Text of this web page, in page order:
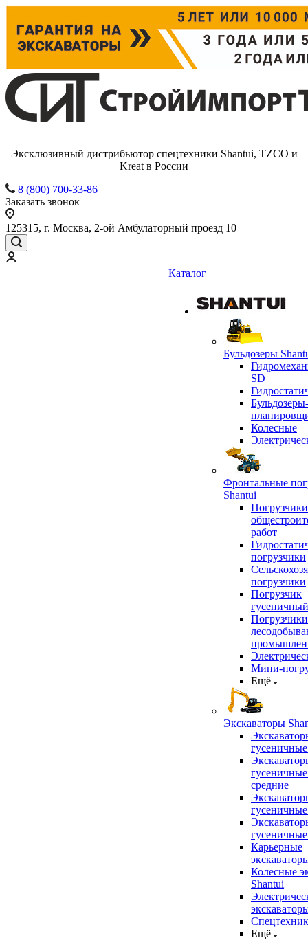
Эксклюзивный дистрибьютор спецтехники Shantui, TZCO и
Kreat в России
8 (800) 700-33-86
Заказать звонок
125315, г. Москва, 2-ой Амбулаторный проезд 10
Каталог
Бульдозеры
SD
Бульдозеры-
Колесные
Фронтальные
Shantui
работ
погрузчики
погрузчики
Погрузчик
гусеничный
Мини-
Ещё
Экскаваторы
средние
Карьерные
Колесные
Shantui
Ещё